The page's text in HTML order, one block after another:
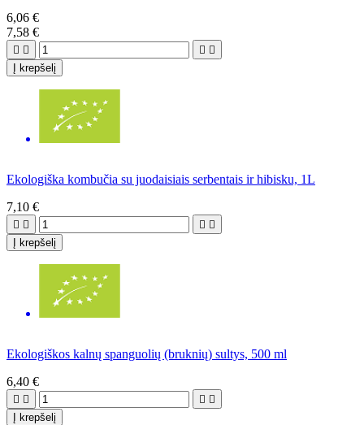
6,06 €
7,58 €
   
Į krepšelį
Ekologiška kombučia su juodaisiais serbentais ir hibisku, 1L
7,10 €
   
Į krepšelį
Ekologiškos kalnų spanguolių (bruknių) sultys, 500 ml
6,40 €
   
Į krepšelį